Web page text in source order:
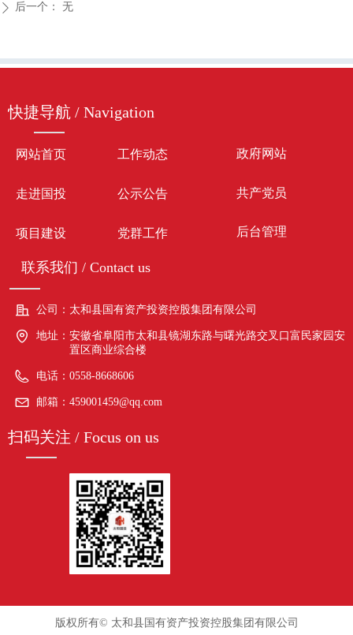
ꄲ 后一个： 无
版权所有© 太和县国有资产投资控股集团有限公司
网站首页
走进国投
项目建设
工作动态
公示公告
党群工作
快捷导航 / Navigation
政府网站
共产党员
后台管理
联系我们 / Contact us
公司： 太和县国有资产投资控股集团有限公司
地址： 安徽省阜阳市太和县镜湖东路与曙光路交叉口富民家园安
置区商业综合楼
电话： 0558-8668606
邮箱： 459001459@qq.com
扫码关注 / Focus on us